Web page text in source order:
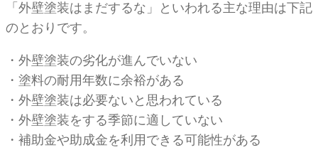
「外壁塗装はまだするな」といわれる主な理由は下記
のとおりです。
・外壁塗装の劣化が進んでいない
・塗料の耐用年数に余裕がある
・外壁塗装は必要ないと思われている
・外壁塗装をする季節に適していない
・補助金や助成金を利用できる可能性がある